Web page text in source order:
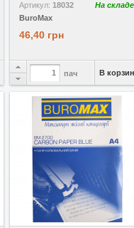
Артикул: 18032
На складе
BuroMax
46,40 грн
пач В
В избранное Сравнить